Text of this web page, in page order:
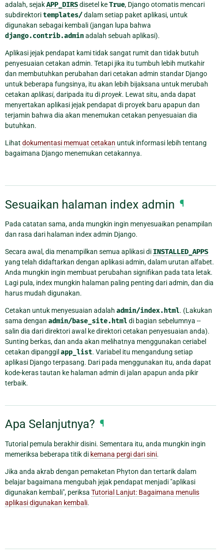
adalah, sejakAPP_DIRSdisetel keTrue, Django otomatis mencari
subdirektoritemplates/dalam setiap paket aplikasi, untuk
digunakan sebagai kembali (jangan lupa bahwa
django.contrib.adminadalah sebuah aplikasi).
Aplikasi jejak pendapat kami tidak sangat rumit dan tidak butuh
penyesuaian cetakan admin. Tetapi jika itu tumbuh lebih mutkahir
dan membutuhkan perubahan dari cetakan admin standar Django
untuk beberapa fungsinya, itu akan lebih bijaksana untuk merubah
cetakan aplikasi, daripada itu diproyek. Lewat situ, anda dapat
menyertakan aplikasi jejak pendapat di proyek baru apapun dan
terjamin bahwa dia akan menemukan cetakan penyesuaian dia
butuhkan.
Lihat dokumentasi memuat cetakan untuk informasi lebih tentang
bagaimana Django menemukan cetakannya.
Sesuaikan halaman index admin ¶
Pada catatan sama, anda mungkin ingin menyesuaikan penampilan
dan rasa dari halaman index admin Django.
Secara awal, dia menampilkan semua aplikasi di INSTALLED_APPS
yang telah didaftarkan dengan aplikasi admin, dalam urutan alfabet.
Anda mungkin ingin membuat perubahan signifikan pada tata letak.
Lagi pula, index mungkin halaman paling penting dari admin, dan dia
harus mudah digunakan.
Cetakan untuk menyesuaian adalah admin/index.html. (Lakukan
sama dengan admin/base_site.htmldi bagian sebelumnya --
salin dia dari direktori awal ke direktori cetakan penyesuaian anda).
Sunting berkas, dan anda akan melihatnya menggunakan ceriabel
cetakan dipanggil app_list. Variabel itu mengandung setiap
aplikasi Django terpasang. Dari pada menggunakan itu, anda dapat
kode-keras tautan ke halaman admin di jalan apapun anda pikir
terbaik.
Apa Selanjutnya? ¶
Tutorial pemula berakhir disini. Sementara itu, anda mungkin ingin
memeriksa beberapa titik di kemana pergi dari sini.
Jika anda akrab dengan pemaketan Phyton dan tertarik dalam
belajar bagaimana mengubah jejak pendapat menjadi "aplikasi
digunakan kembali", periksa Tutorial Lanjut: Bagaimana menulis
aplikasi digunakan kembali.